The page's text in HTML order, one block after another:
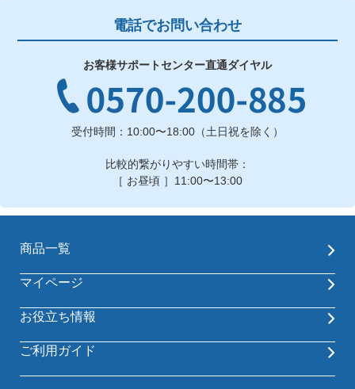
電話でお問い合わせ
お客様サポートセンター直通ダイヤル
受付時間：10:00〜18:00（土日祝を除く）
比較的繋がりやすい時間帯：
［ お昼頃 ］11:00〜13:00
商品一覧
マイページ
お役立ち情報
ご利用ガイド